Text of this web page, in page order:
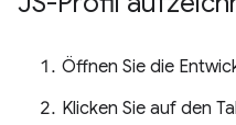
Öffnen Sie die
Klicken Sie auf den